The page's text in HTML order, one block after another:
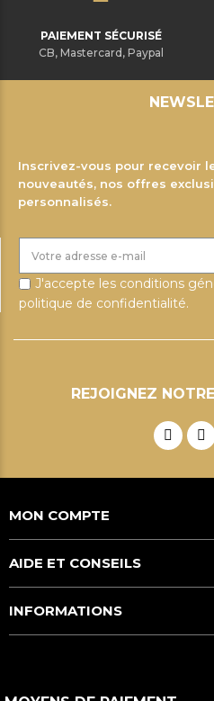
PAIEMENT SÉCURISÉ
CB, Mastercard, Paypal
Inscrivez-vous pour recevoir
nouveautés, nos offres
personnalisés.
J'accepte les conditions
politique de confidentialité.
REJOIGNEZ
MON COMPTE
AIDE ET CONSEILS
INFORMATIONS